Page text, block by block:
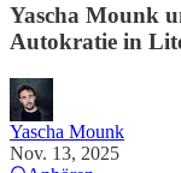
Yascha Mounk
Autokratie in
Yascha Mounk
Nov. 13, 2025